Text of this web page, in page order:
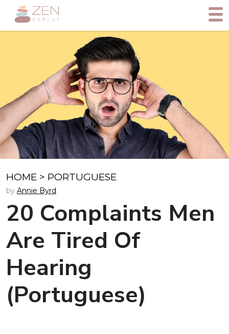
HOME > PORTUGUESE
by Annie Byrd
20 Complaints Men
Are Tired Of
Hearing
(Portuguese)